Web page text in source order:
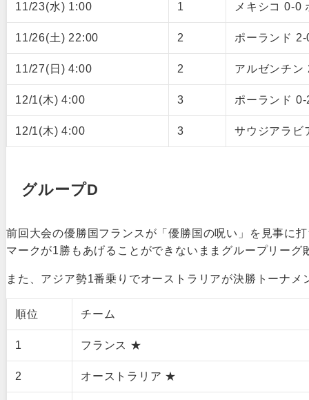
11/23(水) 1:00 1 メキシコ 0-0
11/26(土) 22:00 2 ポーランド
11/27(日) 4:00 2 アルゼンチン
12/1(木) 4:00 3 ポーランド
12/1(木) 4:00 3 サウジアラビ
グループD
前回大会の優勝国フランスが「優勝国の呪い」を見事に
マークが1勝もあげることができないままグループリーグ
また、アジア勢1番乗りでオーストラリアが決勝トーナメ
順位 チーム
1 フランス ★
2 オーストラリア ★